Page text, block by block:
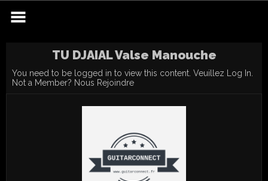
content
TU DJAIAL Valse Manouche
You need to be logged in to view this content. Veuillez Log In
Not a Member? Nous Rejoindre